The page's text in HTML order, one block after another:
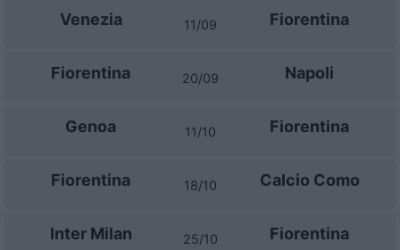
Venezia 11/09 Fiorentina
Fiorentina 20/09 Napoli
Genoa 11/10 Fiorentina
Fiorentina 18/10 Calcio Como
Inter Milan 25/10 Fiorentina